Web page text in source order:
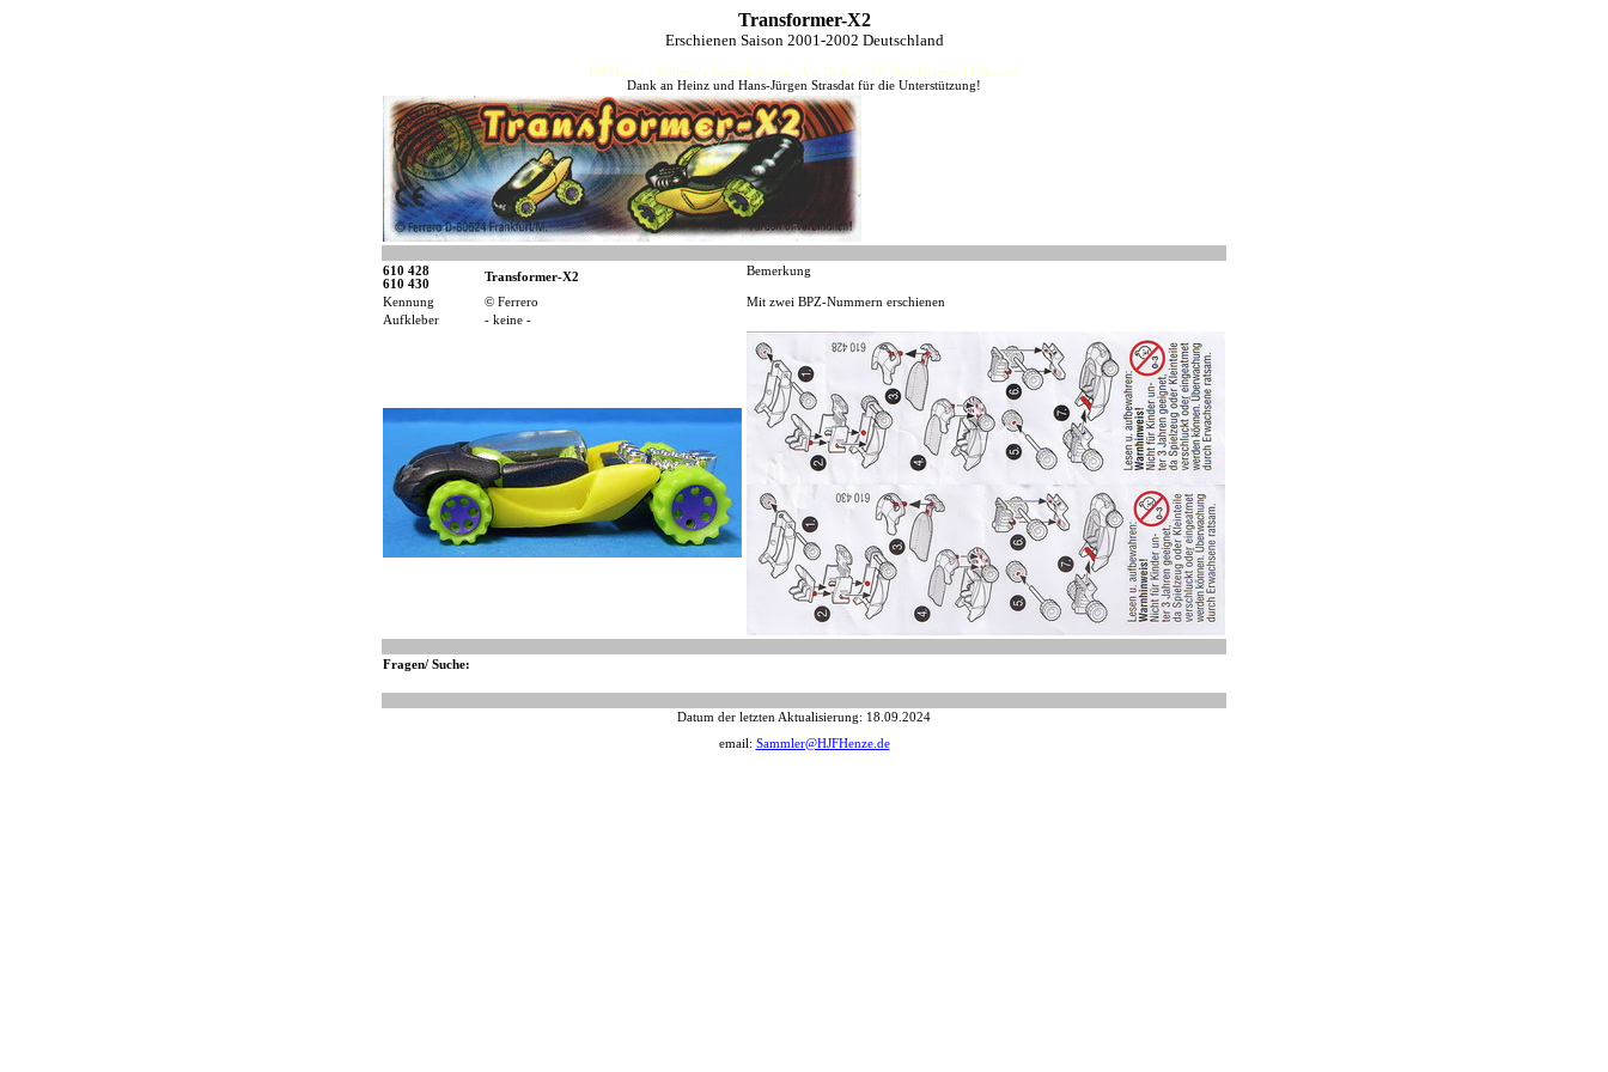
Transformer-X2
Erschienen Saison 2001-2002 Deutschland
HJFHenze - Helmut´s Sammlerseiten - Ue-Ei-Kat - FF-Kat (Helmut J.F.Henze)
Dank an Heinz und Hans-Jürgen Strasdat für die Unterstützung!
610 428
610 430
Transformer-X2 Bemerkung
Kennung © Ferrero
Mit zwei BPZ-Nummern erschienen
Aufkleber
- keine -
Fragen/ Suche:
Datum der letzten Aktualisierung: 18.09.2024
email: Sammler@HJFHenze.de